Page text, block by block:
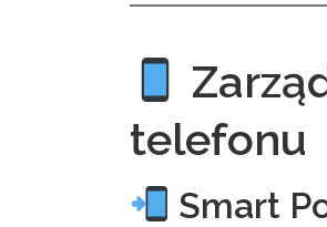
telefonu
Smart